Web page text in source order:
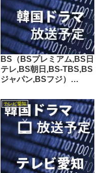
BS（BSプレミアム,BS日
テレ,BS朝日,BS-TBS,BS
ジャパン,BSフジ）
ドラマ放送予定
テレビ愛知